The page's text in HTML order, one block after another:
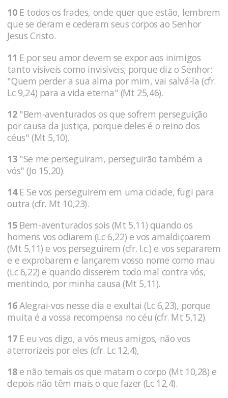
10E todos os frades, onde quer que estão, lembrem
que se deram e cederam seus corpos ao Senhor
Jesus Cristo.
11 E por seu amor devem se expor aos inimigos
tanto visíveis como invisíveis; porque diz o Senhor:
"Quem perder a sua alma por mim, vai salvá-la (cfr.
Lc 9,24) para a vida eterna" (Mt 25,46).
12"Bem-aventurados os que sofrem perseguição
por causa da justiça, porque deles é o reino dos
céus" (Mt 5,10).
13"Se me perseguiram, perseguirão também a
vós" (Jo 15,20).
14E Se vos perseguirem em uma cidade, fugi para
outra (cfr. Mt 10,23).
15Bem-aventurados sois (Mt 5,11) quando os
homens vos odiarem (Lc 6,22) e vos amaldiçoarem
(Mt 5,11) e vos perseguirem (cfr. l.c.) e vos separarem
e e exprobarem e lançarem vosso nome como mau
(Lc 6,22) e quando disserem todo mal contra vós,
mentindo, por minha causa (Mt 5,11).
16Alegrai-vos nesse dia e exultai (Lc 6,23), porque
muita é a vossa recompensa no céu (cfr. Mt 5,12).
17E eu vos digo, a vós meus amigos, não vos
aterrorizeis por eles (cfr. Lc 12,4),
18e não temais os que matam o corpo (Mt 10,28) e
depois não têm mais o que fazer (Lc 12,4).